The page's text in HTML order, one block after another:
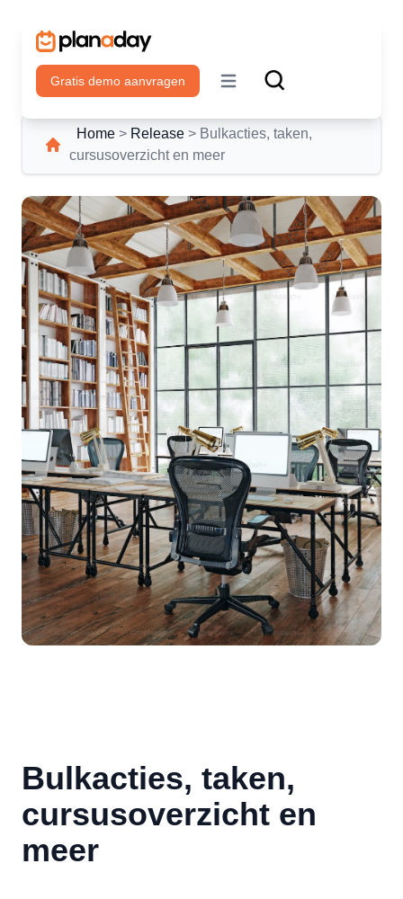
Gratis demo aanvragen
Open main menu
Home > Release > Bulkacties, taken,
cursusoverzicht en meer
Bulkacties, taken,
cursusoverzicht en
meer